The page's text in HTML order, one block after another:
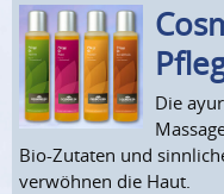
Menü Suche
Die
Bio-Zutaten und
verwöhnen die Haut.